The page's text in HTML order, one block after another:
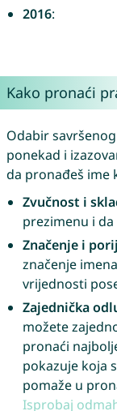
2016:
Kako pronaći
Odabir
ponekad i
da pronađeš ime
Zvučnost i
prezimenu i
Značenje i
značenje
vrijednosti
Zajednička
možete
pronaći
pokazuje koja
pomaže u
Isprobaj